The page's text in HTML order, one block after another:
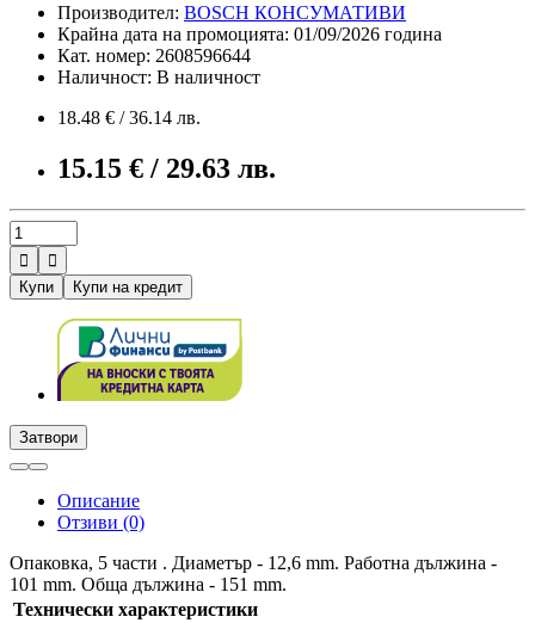
Производител: BOSCH КОНСУМАТИВИ
Крайна дата на промоцията: 01/09/2026 година
Кат. номер: 2608596644
Наличност: В наличност
18.48 € / 36.14 лв.
15.15 € / 29.63 лв.


Купи
Купи на кредит
Затвори
Описание
Отзиви (0)
Опаковка, 5 части . Диаметър - 12,6 mm. Работна дължина -
101 mm. Обща дължина - 151 mm.
Технически характеристики